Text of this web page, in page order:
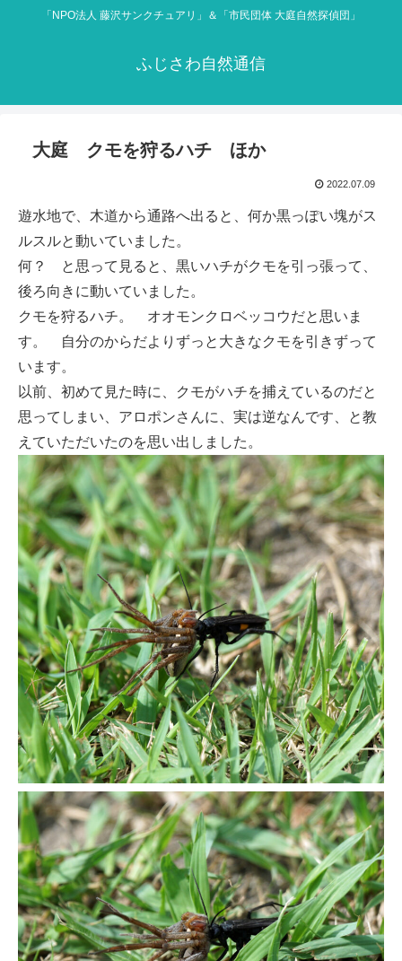
「NPO法人 藤沢サンクチュアリ」＆「市民団体 大庭自然探偵団」
ふじさわ自然通信
大庭 クモを狩るハチ ほか
2022.07.09
遊水地で、木道から通路へ出ると、何か黒っぽい塊がス
ルスルと動いていました。
何？ と思って見ると、黒いハチがクモを引っ張って、
後ろ向きに動いていました。
クモを狩るハチ。 オオモンクロベッコウだと思いま
す。 自分のからだよりずっと大きなクモを引きずって
います。
以前、初めて見た時に、クモがハチを捕えているのだと
思ってしまい、アロポンさんに、実は逆なんです、と教
えていただいたのを思い出しました。